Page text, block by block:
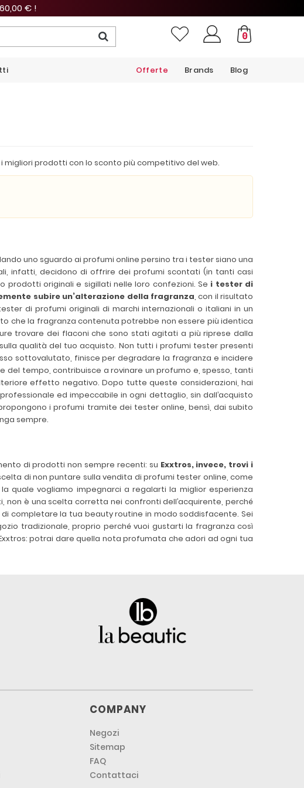
60,00 € !
0
Blog
Brands
Offerte
prodotti con lo sconto più competitivo del web.
uno sguardo ai profumi online persino tra i tester siano una
infatti, decidono di offrire dei profumi scontati (in tanti casi
originali e sigillati nelle loro confezioni. Se i tester di
subire un’alterazione della fragranza , con il risultato
di profumi originali di marchi internazionali o italiani in un
che la fragranza contenuta potrebbe non essere più identica
trovare dei flaconi che sono stati agitati a più riprese dalla
qualità del tuo acquisto. Non tutti i profumi tester presenti
sottovalutato, finisce per degradare la fragranza e incidere
del tempo, contribuisce a rovinare un profumo e, spesso, tanti
effetto negativo. Dopo tutte queste considerazioni, hai
ed impeccabile in ogni dettaglio, sin dall’acquisto
i profumi tramite dei tester online, bensì, dai subito
sempre.
di prodotti non sempre recenti: su Exxtros, invece, trovi i
di non puntare sulla vendita di profumi tester online, come
quale vogliamo impegnarci a regalarti la miglior esperienza
non è una scelta corretta nei confronti dell’acquirente, perché
completare la tua beauty routine in modo soddisfacente. Sei
tradizionale, proprio perché vuoi gustarti la fragranza così
potrai dare quella nota profumata che adori ad ogni tua
COMPANY
Negozi
Sitemap
FAQ
Contattaci